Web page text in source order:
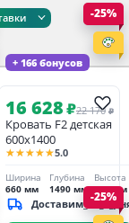
+ 166 бонусов
-25%
16 628₽22 170 ₽
Кровать F2 детская
600х1400
★★★★★5.0
Ширина
660 мм
Глубина
1490 мм
Высота
870 мм
-25%